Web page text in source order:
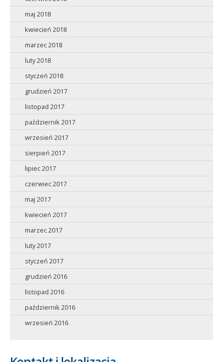
maj 2018
kwiecień 2018
marzec 2018
luty 2018
styczeń 2018
grudzień 2017
listopad 2017
październik 2017
wrzesień 2017
sierpień 2017
lipiec 2017
czerwiec 2017
maj 2017
kwiecień 2017
marzec 2017
luty 2017
styczeń 2017
grudzień 2016
listopad 2016
październik 2016
wrzesień 2016